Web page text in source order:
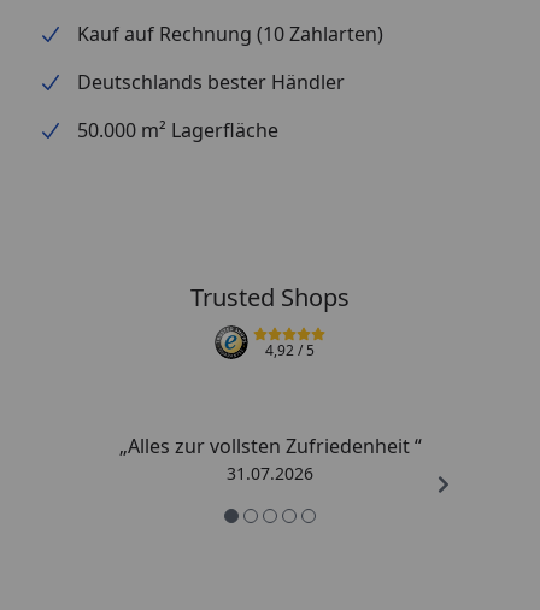
Kauf auf Rechnung (10 Zahlarten)
Deutschlands bester Händler
50.000 m² Lagerfläche
Trusted Shops
4,92/ 5
„Alles zur vollsten Zufriedenheit “
31.07.2026